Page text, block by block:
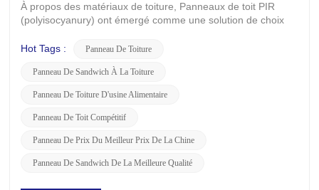
À propos des matériaux de toiture, Panneaux de toit PIR
(polyisocyanury) ont émergé comme une solution de choix
la structure, les avantages des panneaux de toit PIR et
meilleurs. Struct...
Hot Tags : Panneau De Toiture
Panneau De Sandwich À La Toiture
Panneau De Toiture D'usine Alimentaire
Panneau De Toit Compétitif
Panneau De Prix Du Meilleur Prix De La Chine
Panneau De Sandwich De La Meilleure Qualité